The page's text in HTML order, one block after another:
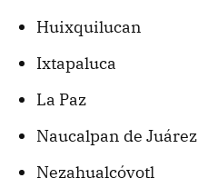
Huixquilucan
Ixtapaluca
La Paz
Naucalpan de Juárez
Nezahualcóyotl